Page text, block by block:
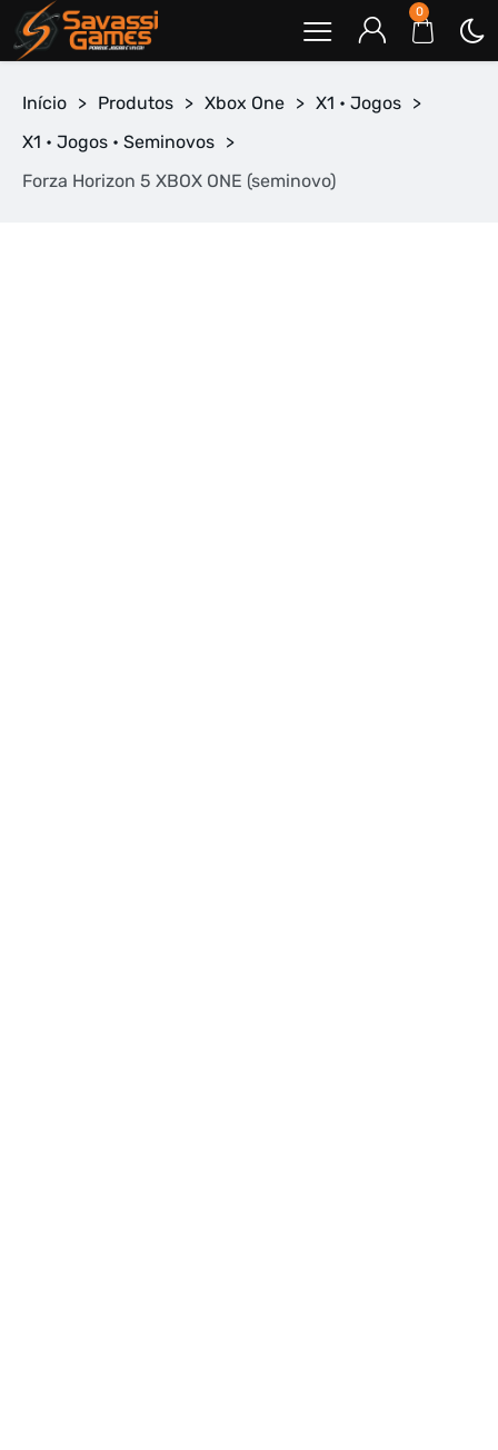
0
Início > Produtos > Xbox One > X1 • Jogos >
X1 • Jogos • Seminovos >
Forza Horizon 5 XBOX ONE (seminovo)